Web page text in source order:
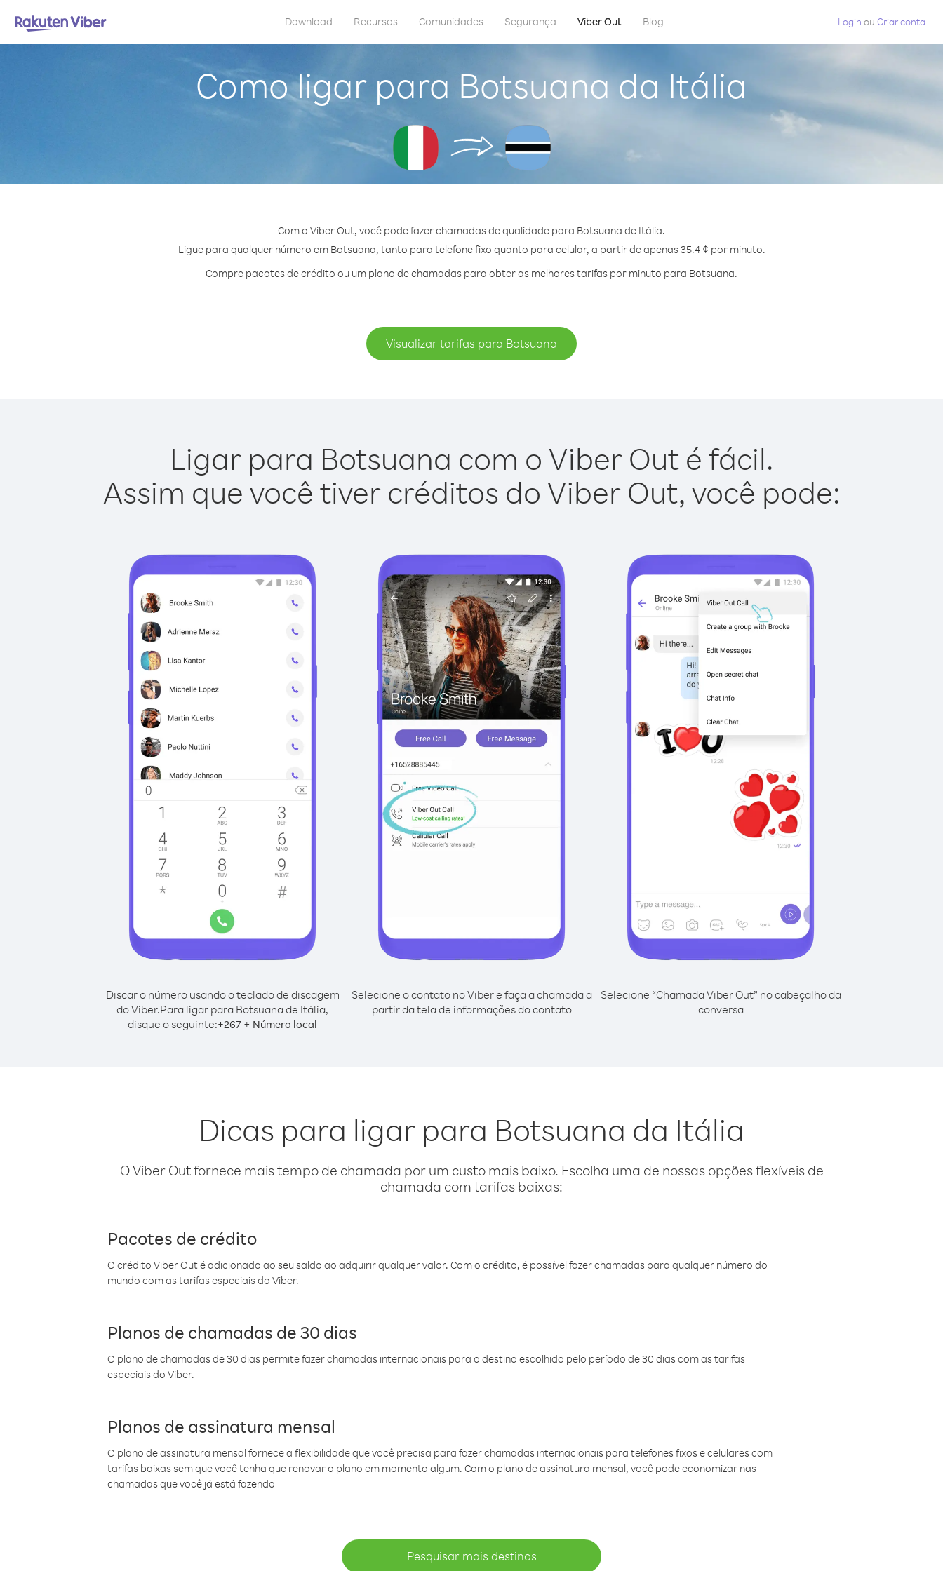
Download Recursos Comunidades Segurança Viber Out Blog Login ou Criar conta
Como ligar para Botsuana da Itália
Com o Viber Out, você pode fazer chamadas de qualidade para Botsuana de Itália.
Ligue para qualquer número em Botsuana, tanto para telefone fixo quanto para celular, a partir de apenas 35.4 ¢ por minuto.
Compre pacotes de crédito ou um plano de chamadas para obter as melhores tarifas por minuto para Botsuana.
Visualizar tarifas para Botsuana
Ligar para Botsuana com o Viber Out é fácil.
Assim que você tiver créditos do Viber Out, você pode:
Discar o número usando o teclado de discagem
do Viber.Para ligar para Botsuana de Itália,
disque o seguinte:+267 + Número local
Selecione o contato no Viber e faça a chamada a
partir da tela de informações do contato
Selecione “Chamada Viber Out” no cabeçalho da
conversa
Dicas para ligar para Botsuana da Itália
O Viber Out fornece mais tempo de chamada por um custo mais baixo. Escolha uma de nossas opções flexíveis de
chamada com tarifas baixas:
Pacotes de crédito
O crédito Viber Out é adicionado ao seu saldo ao adquirir qualquer valor. Com o crédito, é possível fazer chamadas para qualquer número do
mundo com as tarifas especiais do Viber.
Planos de chamadas de 30 dias
O plano de chamadas de 30 dias permite fazer chamadas internacionais para o destino escolhido pelo período de 30 dias com as tarifas
especiais do Viber.
Planos de assinatura mensal
O plano de assinatura mensal fornece a flexibilidade que você precisa para fazer chamadas internacionais para telefones fixos e celulares com
tarifas baixas sem que você tenha que renovar o plano em momento algum. Com o plano de assinatura mensal, você pode economizar nas
chamadas que você já está fazendo
Pesquisar mais destinos